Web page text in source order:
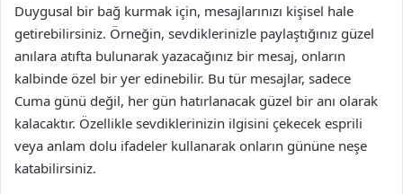
Duygusal bir bağ kurmak için, mesajlarınızı kişisel hale
getirebilirsiniz. Örneğin, sevdiklerinizle paylaştığınız güzel
anılara atıfta bulunarak yazacağınız bir mesaj, onların
kalbinde özel bir yer edinebilir. Bu tür mesajlar, sadece
Cuma günü değil, her gün hatırlanacak güzel bir anı olarak
kalacaktır. Özellikle sevdiklerinizin ilgisini çekecek esprili
veya anlam dolu ifadeler kullanarak onların gününe neşe
katabilirsiniz.